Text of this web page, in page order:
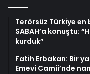
Terörsüz Türkiye
SABAH’a konuştu:
kurduk”
Fatih Erbakan: Bir
Emevi Camii’nde